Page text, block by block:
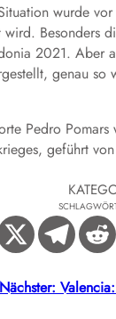
wurde
Besonders
2021. Aber
genau
Pedro
geführt
Nächster: